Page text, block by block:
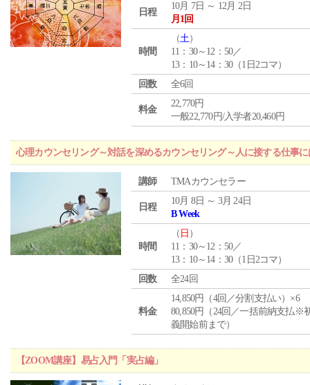
日程
10月 7日 ～ 12月 2日
月1回
時間
（土）
11：30～12：50／
13：10～14：30（1日2コマ）
回数
全6回
料金
22,770円
一般22,770円/入学者20,460円
心理カウンセリング～対話を深めるカウンセリング～人に接する仕事
講師 TMAカウンセラー
日程
10月 8日 ～ 3月 24日
B Week
時間
（ 日 ）
11：30～12：50／
13：10～14：30（1日2コマ）
回数
全24回
料金
14,850円（4回／分割支払い）×6
80,850円（24回／一括前納支払※
義開始前まで）
【ZOOM講座】易占入門「実占編」